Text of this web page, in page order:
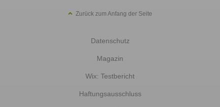
Zurück zum Anfang der Seite
Datenschutz
Magazin
Wix: Testbericht
Haftungsausschluss